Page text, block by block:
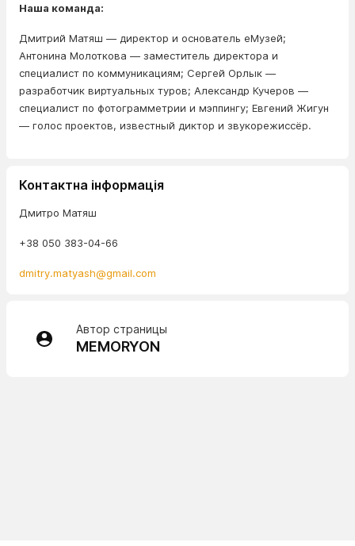
Наша команда:
Дмитрий Матяш — директор и основатель еМузей;
Антонина Молоткова — заместитель директора и
специалист по коммуникациям; Сергей Орлык —
разработчик виртуальных туров; Александр Кучеров —
специалист по фотограмметрии и мэппингу; Евгений Жигун
— голос проектов, известный диктор и звукорежиссёр.
Контактна інформація
Дмитро Матяш
+38 050 383-04-66
dmitry.matyash@gmail.com
Автор страницы
MEMORYON